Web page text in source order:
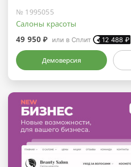
№ 1995055
Салоны красоты
49 950 ₽
или в Сплит 12 488₽
Демоверсия